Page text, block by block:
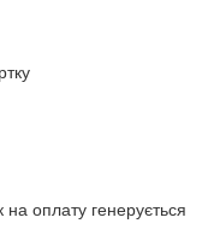
на оплату генерується